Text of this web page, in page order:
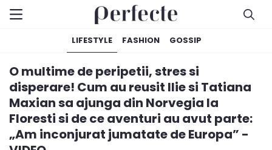
LIFESTYLE FASHION GOSSIP
O multime de peripetii, stres si
disperare! Cum au reusit Ilie si Tatiana
Maxian sa ajunga din Norvegia la
Floresti si de ce aventuri au avut parte:
„Am inconjurat jumatate de Europa” -